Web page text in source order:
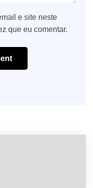
e site neste
que eu comentar.